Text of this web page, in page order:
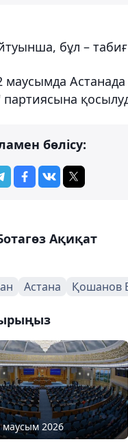
бұл –
маусымда
партиясына
бөлісу:
Ақиқат
Астана Қошанов
маусым 2026